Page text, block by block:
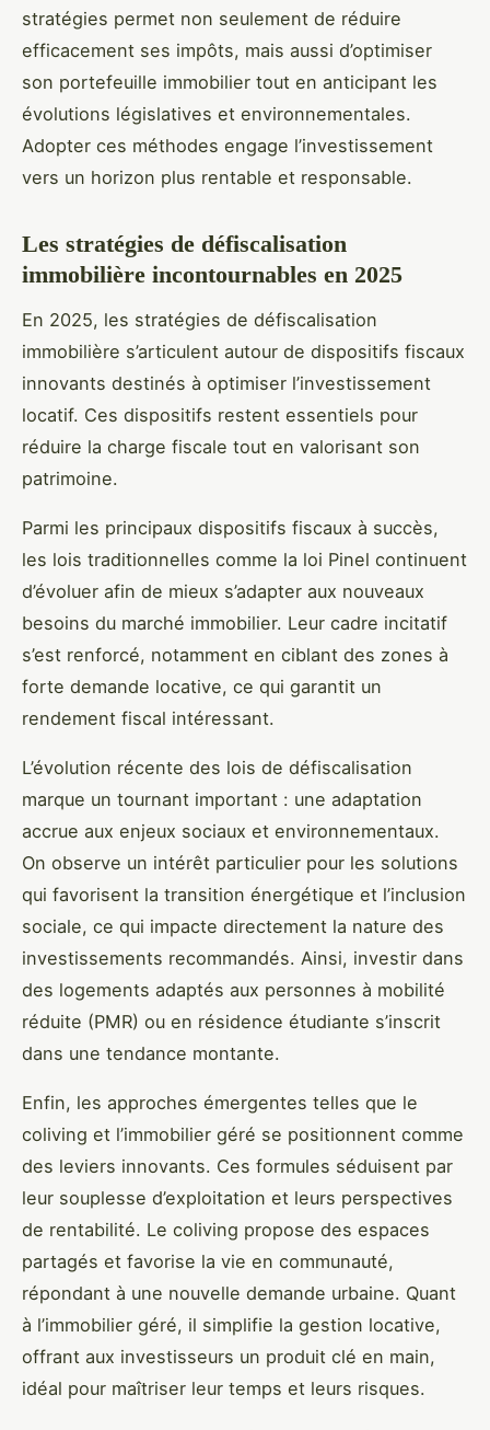
stratégies permet non seulement de réduire
efficacement ses impôts, mais aussi d’optimiser
son portefeuille immobilier tout en anticipant les
évolutions législatives et environnementales.
Adopter ces méthodes engage l’investissement
vers un horizon plus rentable et responsable.
Les stratégies de défiscalisation
immobilière incontournables en 2025
En 2025, les stratégies de défiscalisation
immobilière s’articulent autour de dispositifs fiscaux
innovants destinés à optimiser l’investissement
locatif. Ces dispositifs restent essentiels pour
réduire la charge fiscale tout en valorisant son
patrimoine.
Parmi les principaux dispositifs fiscaux à succès,
les lois traditionnelles comme la loi Pinel continuent
d’évoluer afin de mieux s’adapter aux nouveaux
besoins du marché immobilier. Leur cadre incitatif
s’est renforcé, notamment en ciblant des zones à
forte demande locative, ce qui garantit un
rendement fiscal intéressant.
L’évolution récente des lois de défiscalisation
marque un tournant important : une adaptation
accrue aux enjeux sociaux et environnementaux.
On observe un intérêt particulier pour les solutions
qui favorisent la transition énergétique et l’inclusion
sociale, ce qui impacte directement la nature des
investissements recommandés. Ainsi, investir dans
des logements adaptés aux personnes à mobilité
réduite (PMR) ou en résidence étudiante s’inscrit
dans une tendance montante.
Enfin, les approches émergentes telles que le
coliving et l’immobilier géré se positionnent comme
des leviers innovants. Ces formules séduisent par
leur souplesse d’exploitation et leurs perspectives
de rentabilité. Le coliving propose des espaces
partagés et favorise la vie en communauté,
répondant à une nouvelle demande urbaine. Quant
à l’immobilier géré, il simplifie la gestion locative,
offrant aux investisseurs un produit clé en main,
idéal pour maîtriser leur temps et leurs risques.